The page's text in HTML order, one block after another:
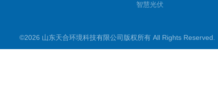
智慧光伏
智慧农业
©2026 山东天合环境科技有限公司版权所有 All Rights